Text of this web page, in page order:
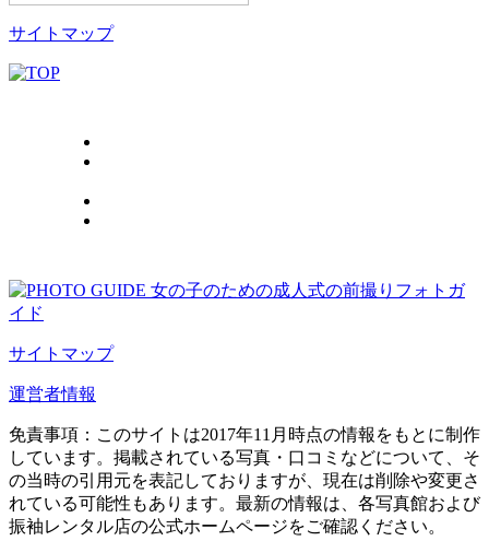
サイトマップ
サイトマップ
運営者情報
免責事項：このサイトは2017年11月時点の情報をもとに制作
しています。掲載されている写真・口コミなどについて、そ
の当時の引用元を表記しておりますが、現在は削除や変更さ
れている可能性もあります。最新の情報は、各写真館および
振袖レンタル店の公式ホームページをご確認ください。